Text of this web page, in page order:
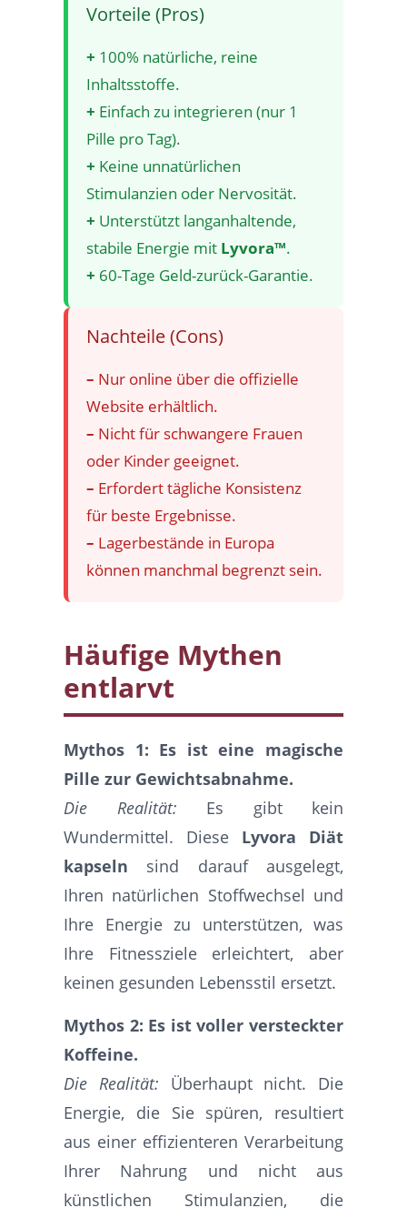
Vorteile (Pros)
+ 100% natürliche, reine
Inhaltsstoffe.
+ Einfach zu integrieren (nur 1
Pille pro Tag).
+ Keine unnatürlichen
Stimulanzien oder Nervosität.
+ Unterstützt langanhaltende,
stabile Energie mit Lyvora™.
+ 60-Tage Geld-zurück-Garantie.
Nachteile (Cons)
– Nur online über die offizielle
Website erhältlich.
– Nicht für schwangere Frauen
oder Kinder geeignet.
– Erfordert tägliche Konsistenz
für beste Ergebnisse.
– Lagerbestände in Europa
können manchmal begrenzt sein.
Häufige Mythen
entlarvt
Mythos 1: Es ist eine magische
Pille zur Gewichtsabnahme.
Die Realität: Es gibt kein
Wundermittel. Diese Lyvora Diät
kapseln sind darauf ausgelegt,
Ihren natürlichen Stoffwechsel und
Ihre Energie zu unterstützen, was
Ihre Fitnessziele erleichtert, aber
keinen gesunden Lebensstil ersetzt.
Mythos 2: Es ist voller versteckter
Koffeine.
Die Realität: Überhaupt nicht. Die
Energie, die Sie spüren, resultiert
aus einer effizienteren Verarbeitung
Ihrer Nahrung und nicht aus
künstlichen Stimulanzien, die